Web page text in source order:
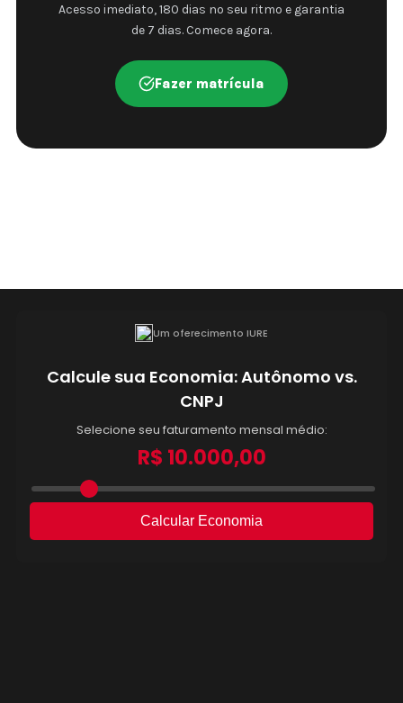
Acesso imediato, 180 dias no seu ritmo e garantia
de 7 dias. Comece agora.
Fazer matrícula